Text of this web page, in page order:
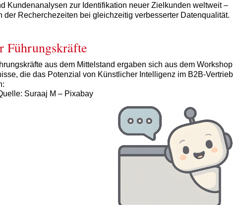
Kundenanalysen zur Identifikation neuer Zielkunden weltweit –
der Recherchezeiten bei gleichzeitig verbesserter Datenqualität.
Führungskräfte
aus dem Mittelstand ergaben sich aus dem Workshop
die das Potenzial von Künstlicher Intelligenz im B2B-Vertrieb
Suraaj M – Pixabay